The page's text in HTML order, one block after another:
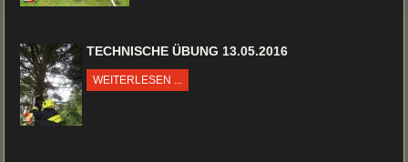
TECHNISCHE ÜBUNG 13.05.2016
WEITERLESEN ...